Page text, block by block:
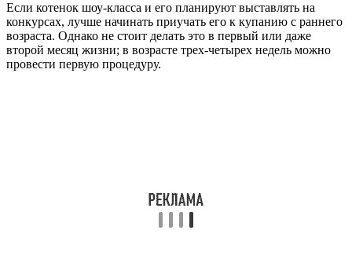
Если котенок шоу-класса и его планируют выставлять на
конкурсах, лучше начинать приучать его к купанию с раннего
возраста. Однако не стоит делать это в первый или даже
второй месяц жизни; в возрасте трех-четырех недель можно
провести первую процедуру.